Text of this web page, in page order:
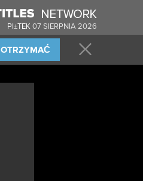
PI±TEK07 SIERPNIA 2026
OTRZYMAĆ